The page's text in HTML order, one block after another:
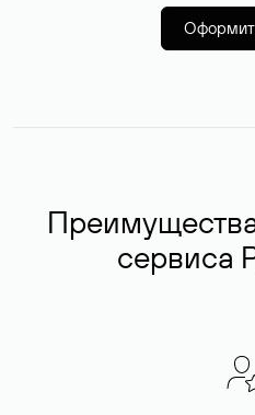
сервиса